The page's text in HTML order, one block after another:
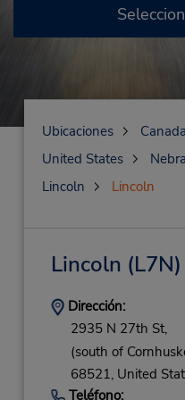
Ubicaciones
United States
Lincoln
Lincoln
Lincoln (L7N)
Dirección:
2935 N 27th St,
(south of
68521, United
Teléfono: